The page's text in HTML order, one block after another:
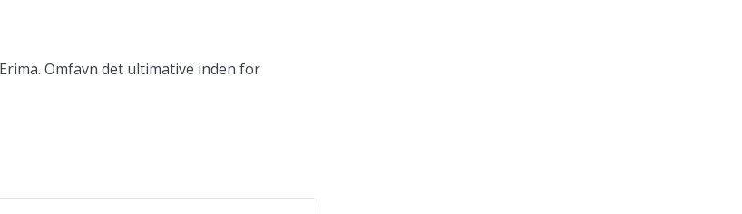
Omfavn det ultimative inden for